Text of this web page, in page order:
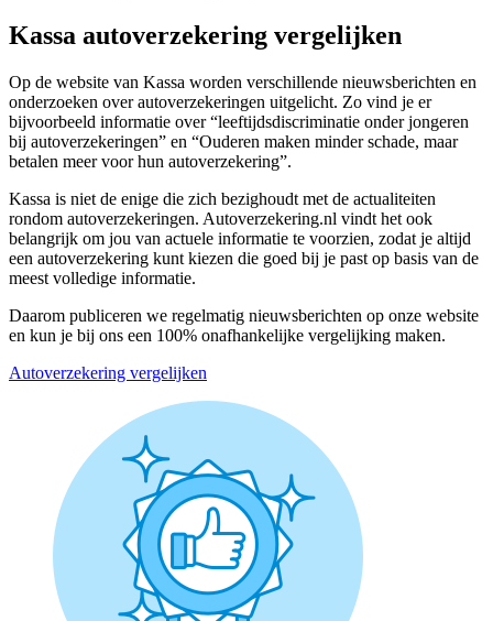
Kassa autoverzekering vergelijken
Op de website van Kassa worden verschillende nieuwsberichten en
onderzoeken over autoverzekeringen uitgelicht. Zo vind je er
bijvoorbeeld informatie over “leeftijdsdiscriminatie onder jongeren
bij autoverzekeringen” en “Ouderen maken minder schade, maar
betalen meer voor hun autoverzekering”.
Kassa is niet de enige die zich bezighoudt met de actualiteiten
rondom autoverzekeringen. Autoverzekering.nl vindt het ook
belangrijk om jou van actuele informatie te voorzien, zodat je altijd
een autoverzekering kunt kiezen die goed bij je past op basis van de
meest volledige informatie.
Daarom publiceren we regelmatig nieuwsberichten op onze website
en kun je bij ons een 100% onafhankelijke vergelijking maken.
Autoverzekering vergelijken